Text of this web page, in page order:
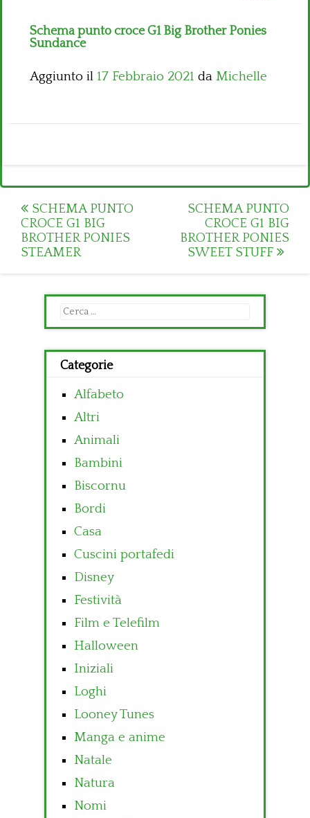
Schema punto croce G1 Big Brother Ponies
Sundance
Aggiunto il 17 Febbraio 2021 da Michelle
Post
navigation
SCHEMA PUNTO
CROCE G1 BIG
BROTHER PONIES
STEAMER
SCHEMA PUNTO
CROCE G1 BIG
BROTHER PONIES
SWEET STUFF
Ricerca
per:
Categorie
Alfabeto
Altri
Animali
Bambini
Biscornu
Bordi
Casa
Cuscini portafedi
Disney
Festività
Film e Telefilm
Halloween
Iniziali
Loghi
Looney Tunes
Manga e anime
Natale
Natura
Nomi